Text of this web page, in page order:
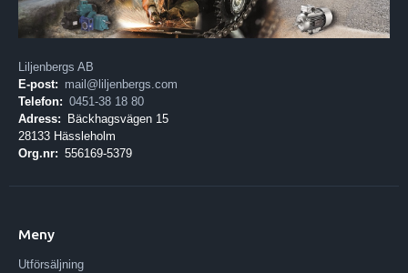
Liljenbergs AB
E-post: mail@liljenbergs.com
Telefon: 0451-38 18 80
Adress:
Bäckhagsvägen 15
28133 Hässleholm
Org.nr: 556169-5379
Meny
Utförsäljning